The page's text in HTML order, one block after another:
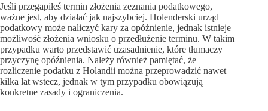
Jeśli przegapiłeś termin złożenia zeznania podatkowego,
ważne jest, aby działać jak najszybciej. Holenderski urząd
podatkowy może naliczyć kary za opóźnienie, jednak istnieje
możliwość złożenia wniosku o przedłużenie terminu. W takim
przypadku warto przedstawić uzasadnienie, które tłumaczy
przyczynę opóźnienia. Należy również pamiętać, że
rozliczenie podatku z Holandii można przeprowadzić nawet
kilka lat wstecz, jednak w tym przypadku obowiązują
konkretne zasady i ograniczenia.